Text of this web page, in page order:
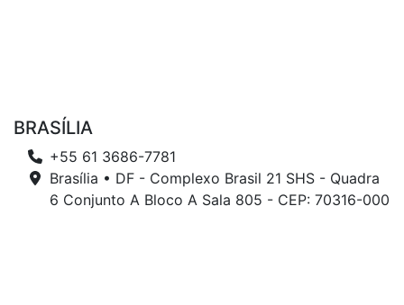
BRASÍLIA
+55 61 3686-7781
Brasília • DF - Complexo Brasil 21 SHS - Quadra
6 Conjunto A Bloco A Sala 805 - CEP: 70316-000